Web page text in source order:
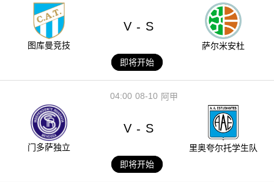
图库曼竞技
V - S
萨尔米安杜
即将开始
08-10
04:00 阿甲
门多萨独立
V - S
里奥夸尔托学生队
即将开始